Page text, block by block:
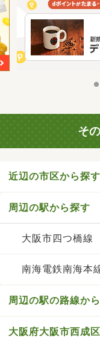
そ
近辺の市区から探す
周辺の駅から探す
大阪市四つ橋線
南海電鉄南海本
周辺の駅の路線か
大阪府大阪市西成